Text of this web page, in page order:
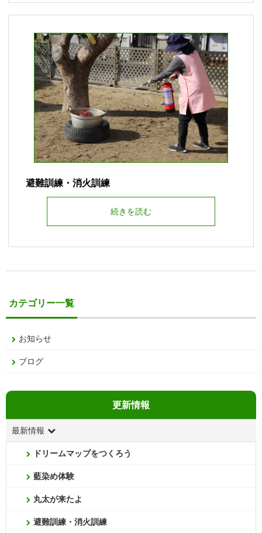
避難訓練・消火訓練
続きを読む
カテゴリー一覧
お知らせ
ブログ
更新情報
最新情報
ドリームマップをつくろう
藍染め体験
丸太が来たよ
避難訓練・消火訓練